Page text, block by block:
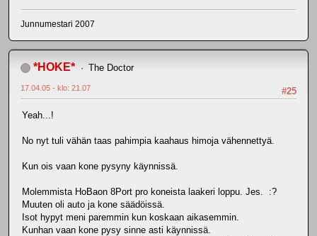
Junnumestari 2007
*HOKE* The Doctor
#25
17.04.05 - klo: 21.07
Yeah...!
No nyt tuli vähän taas pahimpia kaahaus himoja vähennettyä.
Kun ois vaan kone pysyny käynnissä.
Molemmista HoBaon 8Port pro koneista laakeri loppu. Jes. :?
Muuten oli auto ja kone säädöissä.
Isot hypyt meni paremmin kun koskaan aikasemmin.
Kunhan vaan kone pysy sinne asti käynnissä.